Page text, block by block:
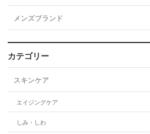
メンズブランド
カテゴリー
スキンケア
エイジングケア
しみ・しわ